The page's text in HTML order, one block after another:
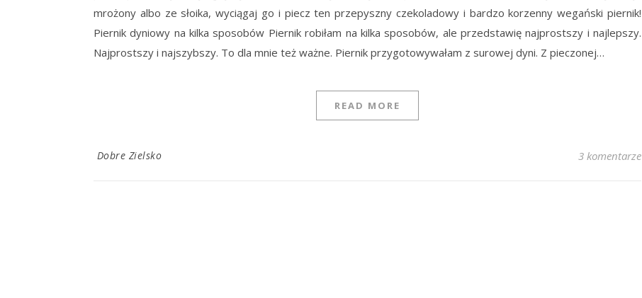
mrożony albo ze słoika, wyciągaj go i piecz ten przepyszny czekoladowy i bardzo korzenny wegański piernik!
Piernik dyniowy na kilka sposobów Piernik robiłam na kilka sposobów, ale przedstawię najprostszy i najlepszy.
Najprostszy i najszybszy. To dla mnie też ważne. Piernik przygotowywałam z surowej dyni. Z pieczonej…
READ MORE
Dobre Zielsko 3 komentarze